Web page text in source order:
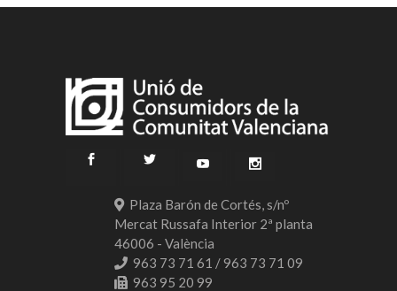
Plaza Barón de Cortés, s/nº
Mercat Russafa Interior 2ª planta
46006 - València
963 73 71 61 / 963 73 71 09
963 95 20 99